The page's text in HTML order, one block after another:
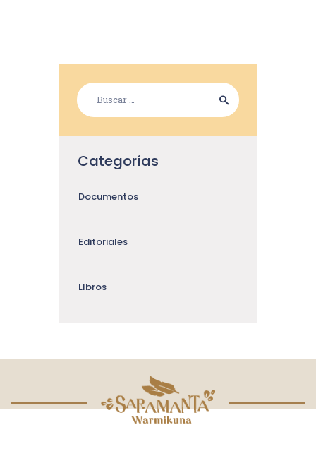
CONTACTOS
Categorías
Documentos
Editoriales
LIbros